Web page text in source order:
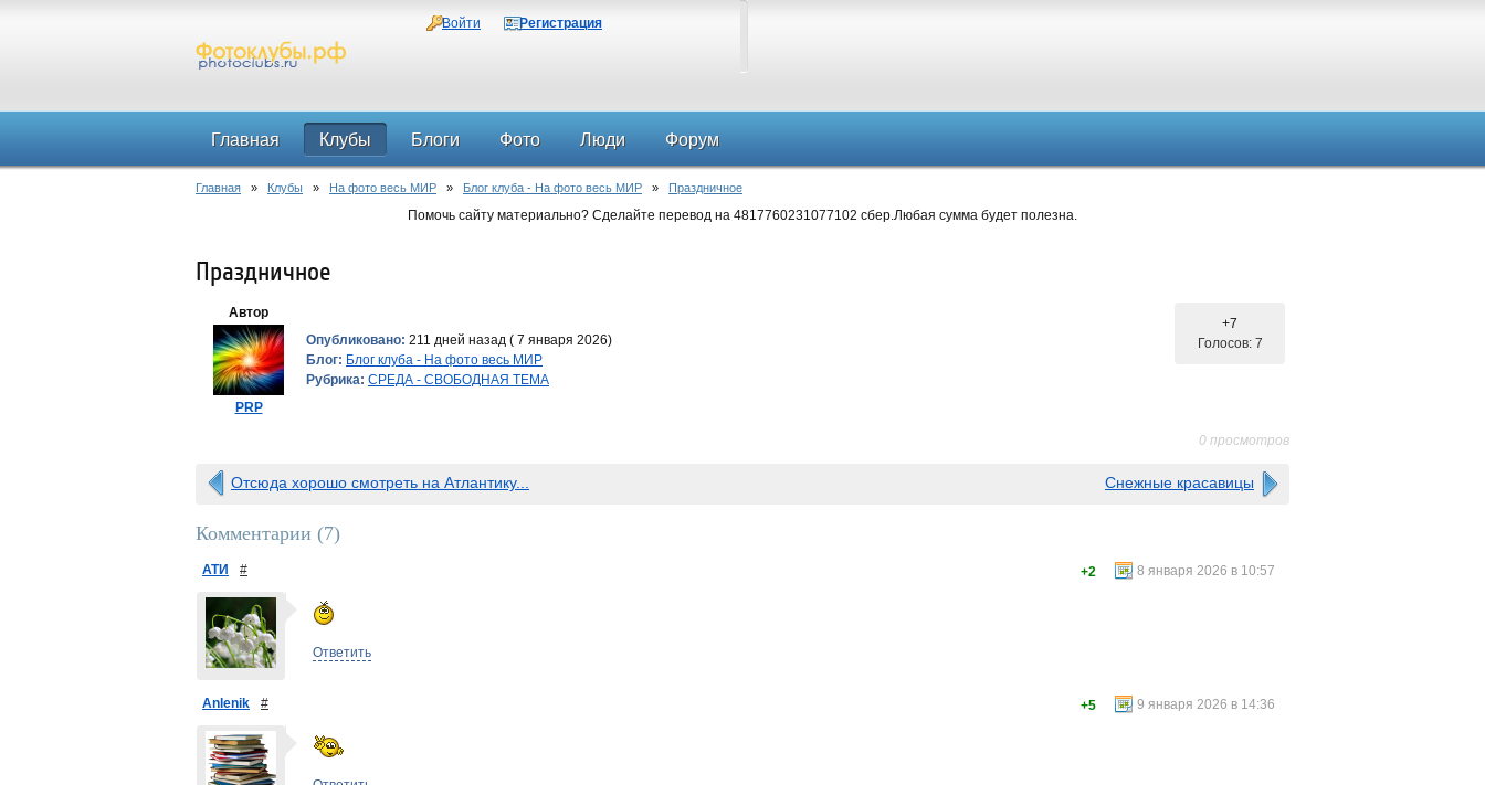
Войти Регистрация
Главная Клубы Блоги Фото Люди Форум
Главная » Клубы » На фото весь МИР » Блог клуба - На фото весь МИР » Праздничное
Помочь сайту материально? Сделайте перевод на 4817760231077102 сбер.Любая сумма будет полезна.
Праздничное
Автор
PRP
Опубликовано: 211 дней назад ( 7 января 2026)
Блог: Блог клуба - На фото весь МИР
Рубрика: СРЕДА - СВОБОДНАЯ ТЕМА
+7
Голосов: 7
0 просмотров
Отсюда хорошо смотреть на Атлантику... Снежные красавицы
Комментарии (7)
АТИ # 8 января 2026 в 10:57
+2
Ответить
Anlenik # 9 января 2026 в 14:36
+5